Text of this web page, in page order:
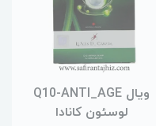
ویال Q10-ANTI_AGE
لوسئون کانادا